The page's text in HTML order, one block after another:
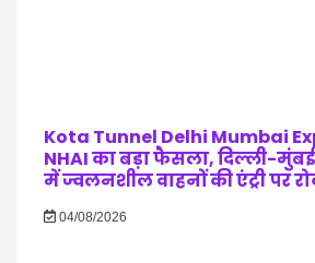
Kota Tunnel Delhi Mumbai
NHAI का बड़ा फैसला, दिल्ली-
में ज्वलनशील वाहनों की एंट्री पर
04/08/2026